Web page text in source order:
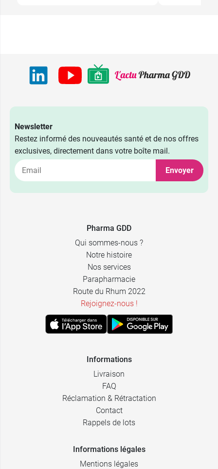
Newsletter
Restez informé des nouveautés santé et de nos offres
exclusives, directement dans votre boîte mail.
Envoyer
Pharma GDD
Qui sommes-nous ?
Notre histoire
Nos services
Parapharmacie
Route du Rhum 2022
Rejoignez-nous !
Informations
Livraison
FAQ
Réclamation & Rétractation
Contact
Rappels de lots
Informations légales
Mentions légales